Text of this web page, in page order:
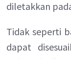
diletakkan
Tidak seperti
dapat